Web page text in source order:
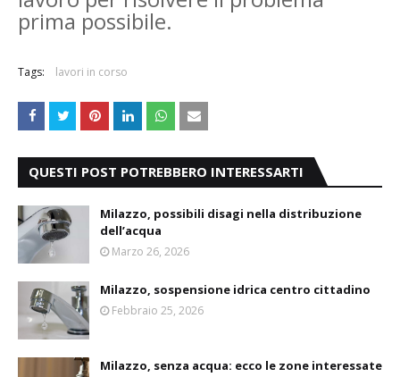
prima possibile.
Tags: lavori in corso
QUESTI POST POTREBBERO INTERESSARTI
Milazzo, possibili disagi nella distribuzione
dell’acqua
Marzo 26, 2026
Milazzo, sospensione idrica centro cittadino
Febbraio 25, 2026
Milazzo, senza acqua: ecco le zone interessate